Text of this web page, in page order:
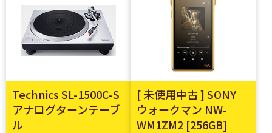
Technics SL-1500C-S
アナログターンテーブ
ル
[ 未使用中古 ] SONY
ウォークマン NW-
WM1ZM2 [256GB]